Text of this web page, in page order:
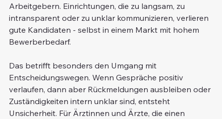
Arbeitgebern. Einrichtungen, die zu langsam, zu
intransparent oder zu unklar kommunizieren, verlieren
gute Kandidaten - selbst in einem Markt mit hohem
Bewerberbedarf.
Das betrifft besonders den Umgang mit
Entscheidungswegen. Wenn Gespräche positiv
verlaufen, dann aber Rückmeldungen ausbleiben oder
Zuständigkeiten intern unklar sind, entsteht
Unsicherheit. Für Ärztinnen und Ärzte, die einen